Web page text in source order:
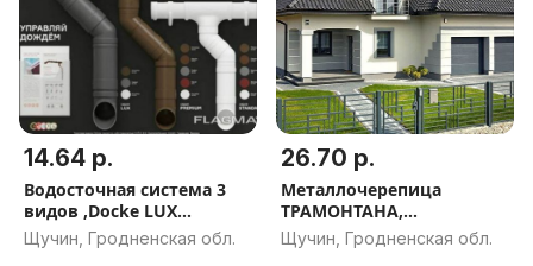
14.64 р.
Водосточная система 3
видов ,Docke LUX
140/100// PREMIUM
120/85// DACHA
Щучин, Гродненская обл.
26.70 р.
Металлочерепица
ТРАМОНТАНА,
МОНТЕРРОСА ,
МОНТЕКРИСТО
Щучин, Гродненская обл.